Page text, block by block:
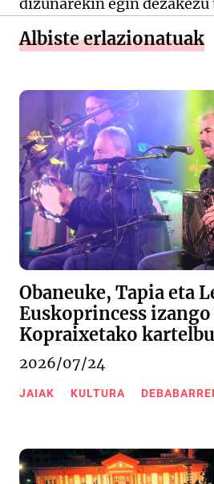
dizunarekin egin dezakezu
Albiste erlazionatuak
Obaneuke, Tapia eta
Euskoprincess
Kopraixetako
2026/07/24
JAIAK KULTURA